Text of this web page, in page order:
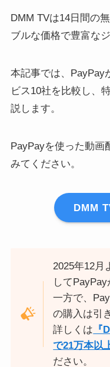
DMM TVは14日間の
ブルな価格で豊富な
本記事では、PayPay
ビス10社を比較し、
説します。
PayPayを使った動画
みてください。
DMM
2025年12月
してPayPay
一方で、
の購入は引
詳しくは 『
で21万本以
ださい。